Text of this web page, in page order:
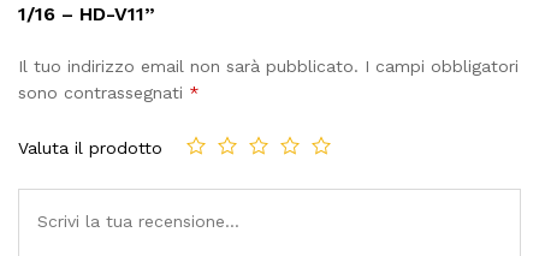
1/16 – HD-V11”
Il tuo indirizzo email non sarà pubblicato. I campi obbligatori
sono contrassegnati *
Valuta il prodotto